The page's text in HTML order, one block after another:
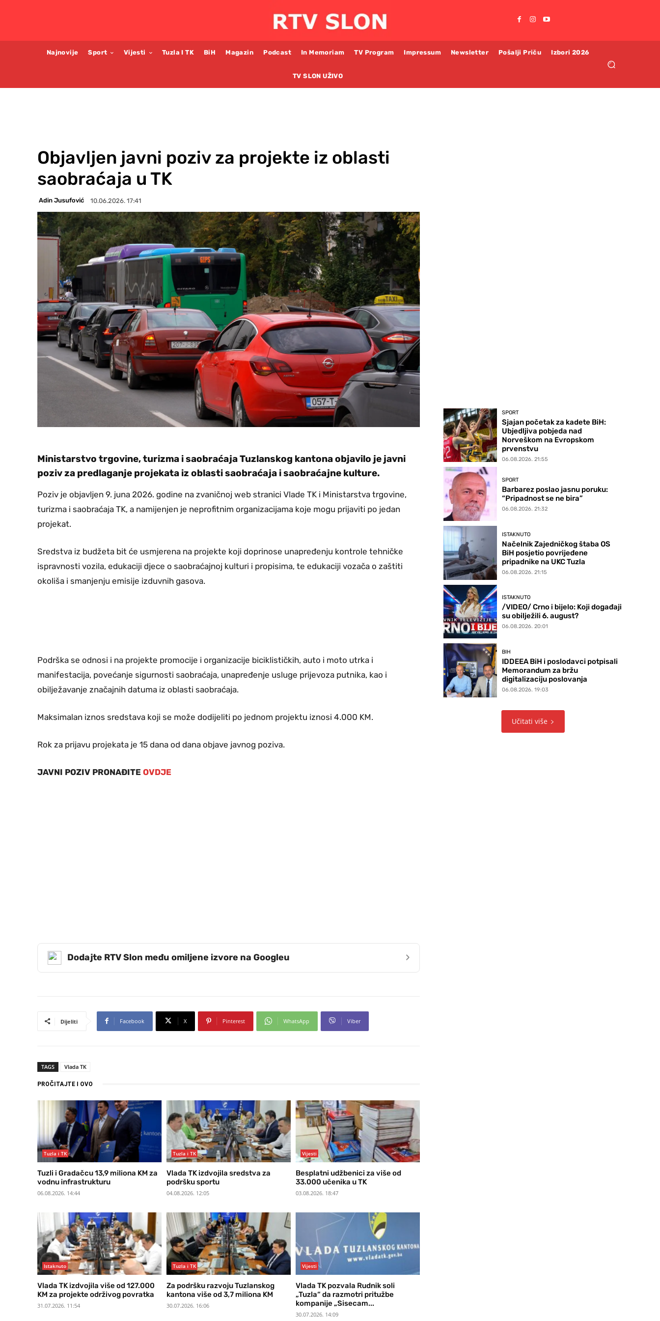
Najnovije Sport Vijesti Tuzla I TK BiH Magazin Podcast In Memoriam TV Program Impressum Newsletter Pošalji Priču Izbori 2026
TV SLON UŽIVO
Objavljen javni poziv za projekte iz oblasti
saobraćaja u TK
Adin Jusufović 10.06.2026. 17:41
Ministarstvo trgovine, turizma i saobraćaja Tuzlanskog kantona objavilo je javni
poziv za predlaganje projekata iz oblasti saobraćaja i saobraćajne kulture.
Poziv je objavljen 9. juna 2026. godine na zvaničnoj web stranici Vlade TK i Ministarstva trgovine,
turizma i saobraćaja TK, a namijenjen je neprofitnim organizacijama koje mogu prijaviti po jedan
projekat.
Sredstva iz budžeta bit će usmjerena na projekte koji doprinose unapređenju kontrole tehničke
ispravnosti vozila, edukaciji djece o saobraćajnoj kulturi i propisima, te edukaciji vozača o zaštiti
okoliša i smanjenju emisije izduvnih gasova.
Podrška se odnosi i na projekte promocije i organizacije biciklističkih, auto i moto utrka i
manifestacija, povećanje sigurnosti saobraćaja, unapređenje usluge prijevoza putnika, kao i
obilježavanje značajnih datuma iz oblasti saobraćaja.
Maksimalan iznos sredstava koji se može dodijeliti po jednom projektu iznosi 4.000 KM.
Rok za prijavu projekata je 15 dana od dana objave javnog poziva.
JAVNI POZIV PRONAĐITE OVDJE
Dodajte RTV Slon među omiljene izvore na Googleu ›
Dijeliti Facebook X Pinterest WhatsApp Viber
TAGS Vlada TK
PROČITAJTE I OVO
Tuzla i TK
Tuzli i Gradačcu 13,9 miliona KM za
vodnu infrastrukturu
06.08.2026. 14:44
Tuzla i TK
Vlada TK izdvojila sredstva za
podršku sportu
04.08.2026. 12:05
Vijesti
Besplatni udžbenici za više od
33.000 učenika u TK
03.08.2026. 18:47
Istaknuto
Vlada TK izdvojila više od 127.000
KM za projekte održivog povratka
31.07.2026. 11:54
Tuzla i TK
Za podršku razvoju Tuzlanskog
kantona više od 3,7 miliona KM
30.07.2026. 16:06
Vijesti
Vlada TK pozvala Rudnik soli
„Tuzla“ da razmotri pritužbe
kompanije „Sisecam...
30.07.2026. 14:09
SPORT
Sjajan početak za kadete BiH:
Ubjedljiva pobjeda nad
Norveškom na Evropskom
prvenstvu
06.08.2026. 21:55
SPORT
Barbarez poslao jasnu poruku:
“Pripadnost se ne bira”
06.08.2026. 21:32
ISTAKNUTO
Načelnik Zajedničkog štaba OS
BiH posjetio povrijeđene
pripadnike na UKC Tuzla
06.08.2026. 21:15
ISTAKNUTO
/VIDEO/ Crno i bijelo: Koji događaji
su obilježili 6. august?
06.08.2026. 20:01
BIH
IDDEEA BiH i poslodavci potpisali
Memorandum za bržu
digitalizaciju poslovanja
06.08.2026. 19:03
Učitati više